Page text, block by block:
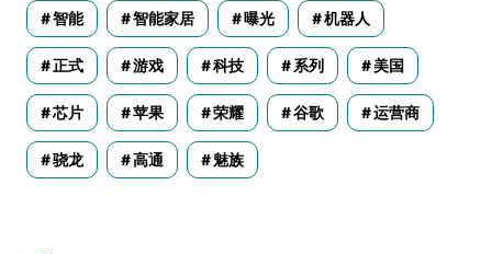
智能 智能家居 曝光 机器人
正式 游戏 科技 系列 美国
芯片 苹果 荣耀 谷歌 运营商
骁龙 高通 魅族